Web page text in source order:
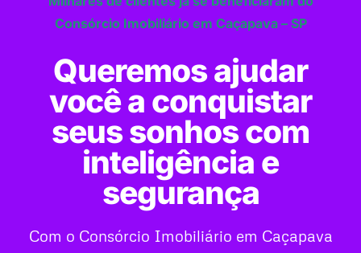
Consórcio Imobiliário em Caçapava – SP
Queremos ajudar
você a conquistar
seus sonhos com
inteligência e
segurança
Com o Consórcio Imobiliário em Caçapava